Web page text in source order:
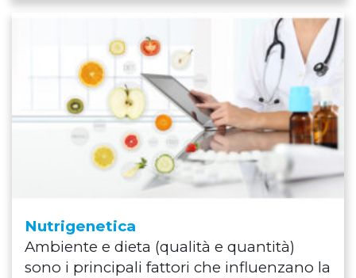
Nutrigenetica
Ambiente e dieta (qualità e quantità)
sono i principali fattori che influenzano la